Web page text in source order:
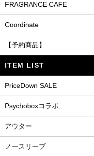
FRAGRANCE CAFE
Coordinate
【予約商品】
ITEM LIST
PriceDown SALE
Psychoboxコラボ
アウター
ノースリーブ